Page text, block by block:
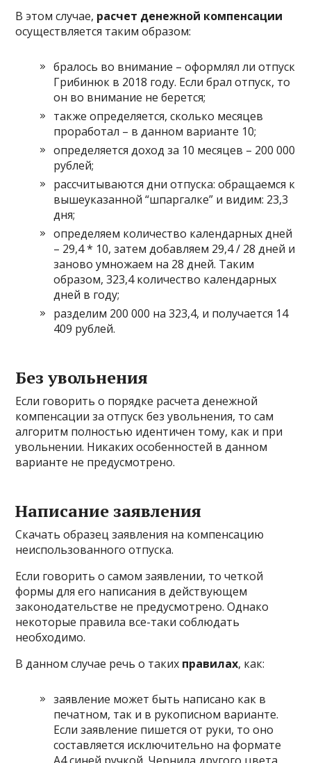
В этом случае, расчет денежной компенсации
осуществляется таким образом:
бралось во внимание – оформлял ли отпуск
Грибинюк в 2018 году. Если брал отпуск, то
он во внимание не берется;
также определяется, сколько месяцев
проработал – в данном варианте 10;
определяется доход за 10 месяцев – 200 000
рублей;
рассчитываются дни отпуска: обращаемся к
вышеуказанной “шпаргалке” и видим: 23,3
дня;
определяем количество календарных дней
– 29,4 * 10, затем добавляем 29,4 / 28 дней и
заново умножаем на 28 дней. Таким
образом, 323,4 количество календарных
дней в году;
разделим 200 000 на 323,4, и получается 14
409 рублей.
Без увольнения
Если говорить о порядке расчета денежной
компенсации за отпуск без увольнения, то сам
алгоритм полностью идентичен тому, как и при
увольнении. Никаких особенностей в данном
варианте не предусмотрено.
Написание заявления
Скачать образец заявления на компенсацию
неиспользованного отпуска.
Если говорить о самом заявлении, то четкой
формы для его написания в действующем
законодательстве не предусмотрено. Однако
некоторые правила все-таки соблюдать
необходимо.
В данном случае речь о таких правилах, как:
заявление может быть написано как в
печатном, так и в рукописном варианте.
Если заявление пишется от руки, то оно
составляется исключительно на формате